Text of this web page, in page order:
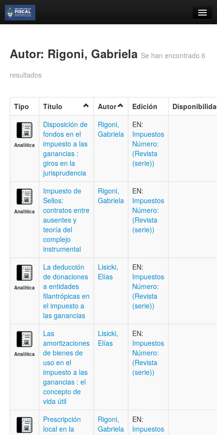
Búsqueda Avanzada
Contacto
Iniciar sesión
Autor: Rigoni, Gabriela Se han encontrado 6
resultados
Tipo Título Autor Edición
Analítica
Disposición de
fondos en el
impuesto a las
ganancias :
giros en la
jurisprudencia
Rigoni,
Gabriela
EN:
Impuestos
Número:
(Revista
(serie))
Analítica
Impuesto de
Sellos:
contratos entre
ausentes y
teoría del
complejo
instrumental
Rigoni,
Gabriela
EN:
Impuestos
Número:
(Revista
(serie))
Analítica
La deducción
de donaciones
a entidades
filantrópicas en
el impuesto a
las ganancias
Lisicki,
Elías
EN:
Impuestos
Número:
(Revista
(serie))
Analítica
Las
amortizaciones
de bienes de
uso en el
impuesto a las
ganancias : el
concepto de
vida útil
Lisicki,
Elías
EN:
Impuestos
Número:
(Revista
(serie))
Prescripción
local en la
Rigoni,
Gabriela
EN:
Impuestos